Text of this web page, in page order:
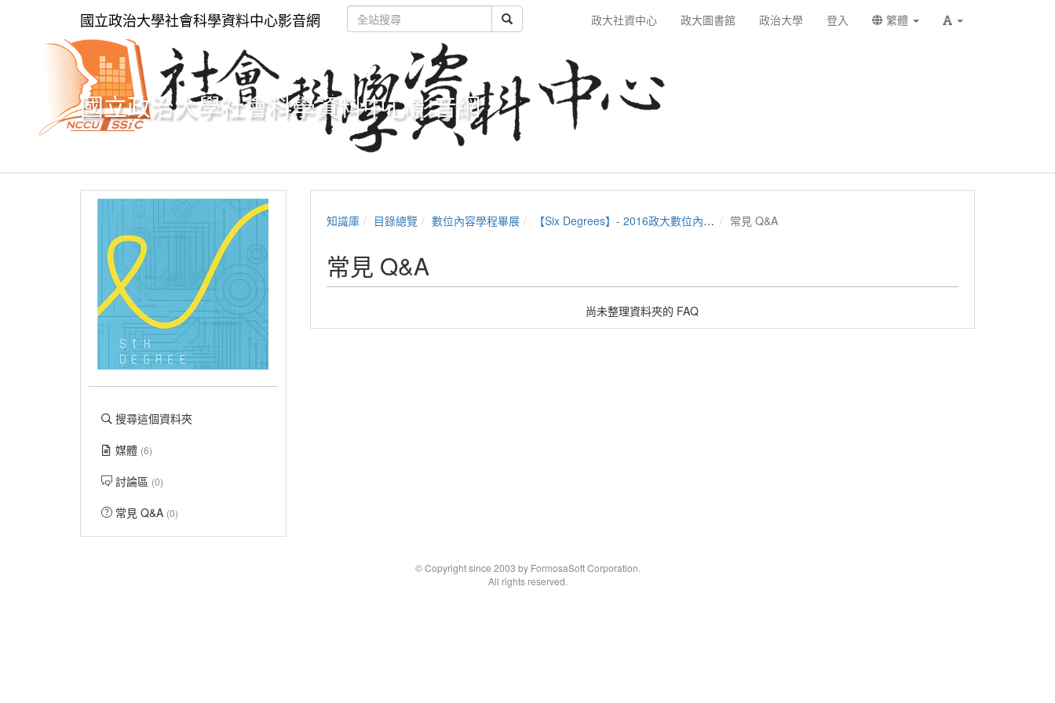
國立政治大學社會科學資料中心影音網 政大社資中心 政大圖書館 政治大學 登入 繁體
國立政治大學社會科學資料中心影音網
搜尋這個資料夾
媒體 (6)
討論區 (0)
常見 Q&A (0)
知識庫 目錄總覽 數位內容學程畢展 【Six Degrees】- 2016政大數位內容第五屆畢業展 常見 Q&A
常見 Q&A
尚未整理資料夾的 FAQ
© Copyright since 2003 by FormosaSoft Corporation.
All rights reserved.